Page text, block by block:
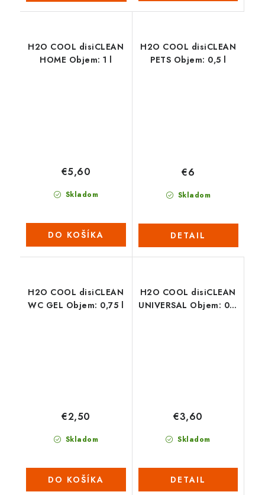
H2O COOL disiCLEAN
HOME Objem: 1 l
Skladom
€5,60
DO KOŠÍKA
H2O COOL disiCLEAN
PETS Objem: 0,5 l
Skladom
€6
DETAIL
H2O COOL disiCLEAN
WC GEL Objem: 0,75 l
Skladom
€2,50
DO KOŠÍKA
H2O COOL disiCLEAN
UNIVERSAL Objem: 0,5
Skladom
€3,60
DETAIL